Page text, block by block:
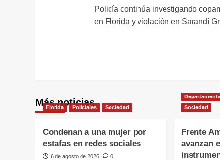
de
entradas
Policía continúa investigando
en Florida y violación en Sarandí
Más noticias
Florida Policiales Sociedad
Condenan a una mujer por
estafas en redes sociales
6 de agosto de 2026 0
Sociedad
Frente
avanzan